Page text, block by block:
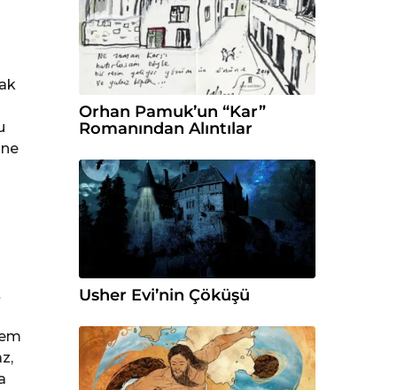
Orhan Pamuk’un “Kar”
Romanından Alıntılar
Usher Evi’nin Çöküşü